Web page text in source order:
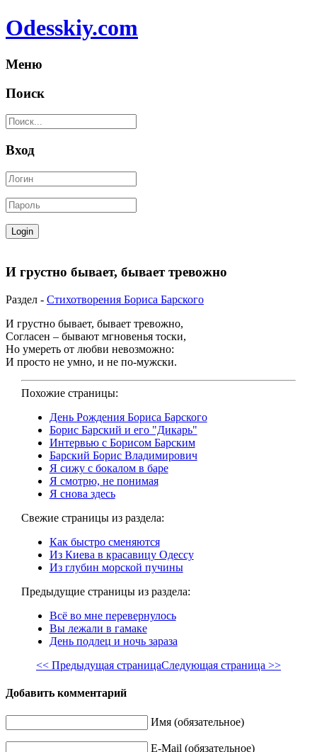
Odesskiy.com
Меню
Поиск
Вход
И грустно бывает, бывает тревожно
Раздел - Стихотворения Бориса Барского
И грустно бывает, бывает тревожно,
Согласен – бывают мгновенья тоски,
Но умереть от любви невозможно:
И просто не умно, и не по-мужски.
Похожие страницы:
День Рождения Бориса Барского
Борис Барский и его "Дикарь"
Интервью с Борисом Барским
Барский Борис Владимирович
Я сижу с бокалом в баре
Я смотрю, не понимая
Я снова здесь
Свежие страницы из раздела:
Как быстро сменяются
Из Киева в красавицу Одессу
Из глубин морской пучины
Предыдущие страницы из раздела:
Всё во мне перевернулось
Вы лежали в гамаке
День подлец и ночь зараза
<< Предыдущая страницаСледующая страница >>
Добавить комментарий
Имя (обязательное)
E-Mail (обязательное)